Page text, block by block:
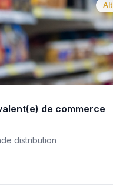
de commerce
distribution